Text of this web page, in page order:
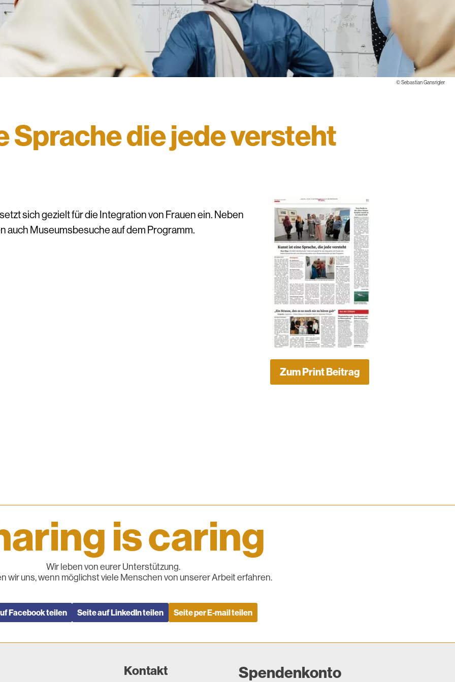
©Sebastian Gansrigler
Sprache die jede versteht
sich gezielt für die Integration von Frauen ein. Neben
Museumsbesuche auf dem Programm.
Zum Print Beitrag
is caring
Wir leben von eurer Unterstützung.
wir uns, wenn möglichst viele Menschen von unserer Arbeit erfahren.
Facebook teilen Seite auf LinkedIn teilen Seite per E-mail teilen
Kontakt Spendenkonto